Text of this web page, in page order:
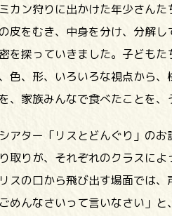
カン狩りに出かけた年少さん
皮をむき、中身を分け、分解
を探っていきました。子ども
色、形、いろいろな視点から
、家族みんなで食べたことを、
アター「リスとどんぐり」の
取りが、それぞれのクラスに
スの口から飛び出す場面では
めんなさいって言いなさい」